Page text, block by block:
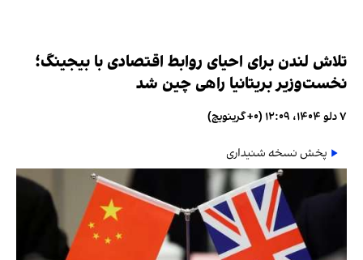
تلاش لندن برای احیای روابط اقتصادی با بیجینگ؛
نخست‌وزیر بریتانیا راهی چین شد
۷ دلو ۱۴۰۴، ۱۲:۰۹ (‎+۰ گرینویچ)
پخش نسخه شنیداری